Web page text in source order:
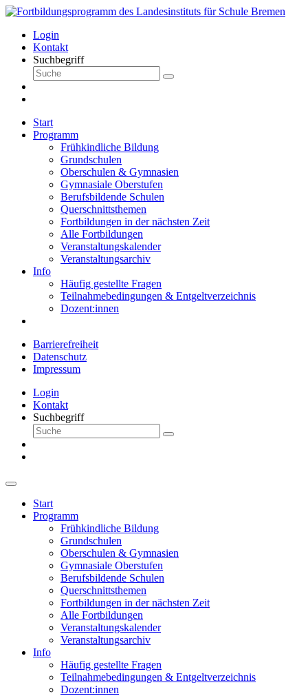
Login
Kontakt
Suchbegriff
Start
Programm
Frühkindliche Bildung
Grundschulen
Oberschulen & Gymnasien
Gymnasiale Oberstufen
Berufsbildende Schulen
Querschnittsthemen
Fortbildungen in der nächsten Zeit
Alle Fortbildungen
Veranstaltungskalender
Veranstaltungsarchiv
Info
Häufig gestellte Fragen
Teilnahmebedingungen & Entgeltverzeichnis
Dozent:innen
Barrierefreiheit
Datenschutz
Impressum
Login
Kontakt
Suchbegriff
Start
Programm
Frühkindliche Bildung
Grundschulen
Oberschulen & Gymnasien
Gymnasiale Oberstufen
Berufsbildende Schulen
Querschnittsthemen
Fortbildungen in der nächsten Zeit
Alle Fortbildungen
Veranstaltungskalender
Veranstaltungsarchiv
Info
Häufig gestellte Fragen
Teilnahmebedingungen & Entgeltverzeichnis
Dozent:innen